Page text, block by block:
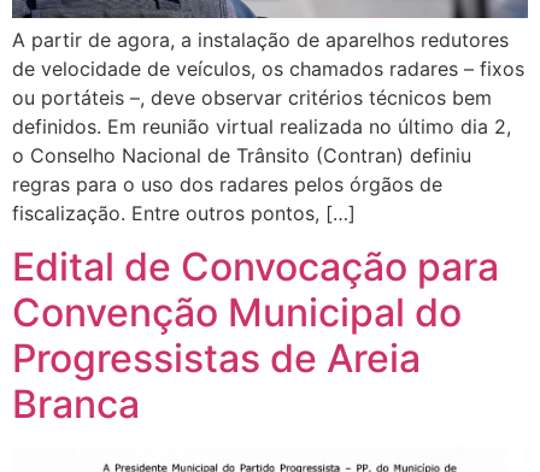
A partir de agora, a instalação de aparelhos redutores
de velocidade de veículos, os chamados radares – fixos
ou portáteis –, deve observar critérios técnicos bem
definidos. Em reunião virtual realizada no último dia 2,
o Conselho Nacional de Trânsito (Contran) definiu
regras para o uso dos radares pelos órgãos de
fiscalização. Entre outros pontos, […]
Edital de Convocação para
Convenção Municipal do
Progressistas de Areia
Branca